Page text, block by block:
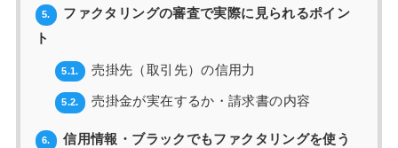
5.
ファクタリングの審査で実際に見られるポイン
ト
5.1. 売掛先（取引先）の信用力
5.2. 売掛金が実在するか・請求書の内容
6.
信用情報・ブラックでもファクタリングを使う